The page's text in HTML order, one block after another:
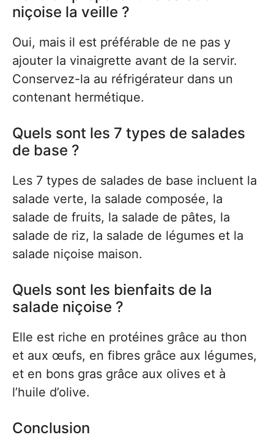
niçoise la veille ?
Oui, mais il est préférable de ne pas y
ajouter la vinaigrette avant de la servir.
Conservez-la au réfrigérateur dans un
contenant hermétique.
Quels sont les 7 types de salades
de base ?
Les 7 types de salades de base incluent la
salade verte, la salade composée, la
salade de fruits, la salade de pâtes, la
salade de riz, la salade de légumes et la
salade niçoise maison.
Quels sont les bienfaits de la
salade niçoise ?
Elle est riche en protéines grâce au thon
et aux œufs, en fibres grâce aux légumes,
et en bons gras grâce aux olives et à
l’huile d’olive.
Conclusion